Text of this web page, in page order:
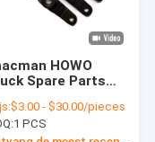
HOWO
Spare Parts
Shifting Arm
85
$3.00 - $30.00/pieces
1 PCS